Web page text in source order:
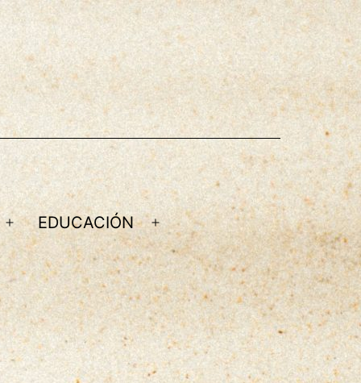
Abrir
el
menú
EDUCACIÓN
Abrir
el
menú